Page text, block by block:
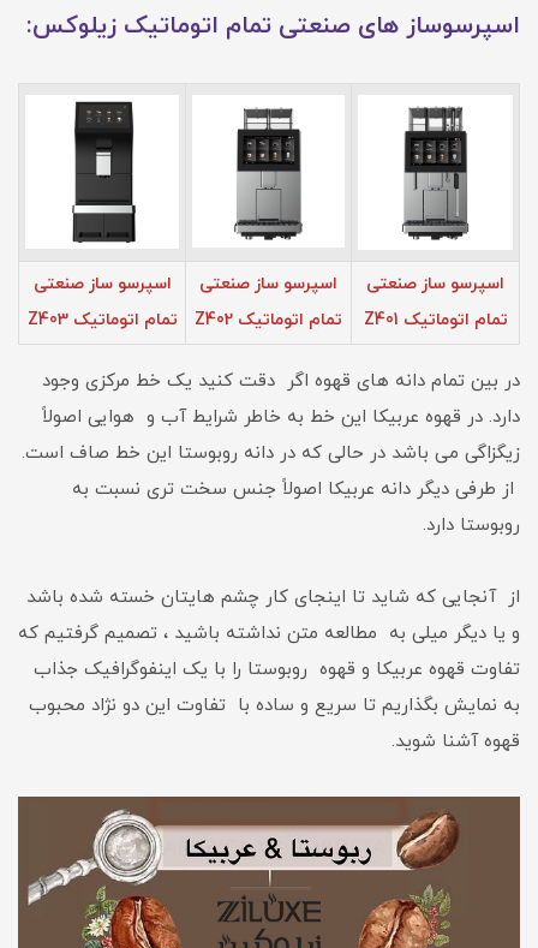
اسپرسوساز های صنعتی تمام اتوماتیک زیلوکس:
اسپرسو ساز صنعتی
تمام اتوماتیک Z401
اسپرسو ساز صنعتی
تمام اتوماتیک Z402
اسپرسو ساز صنعتی
تمام اتوماتیک Z403
در بین تمام دانه های قهوه اگر دقت کنید یک خط مرکزی وجود
دارد. در قهوه عربیکا این خط به خاطر شرایط آب و هوایی اصولاً
زیگزاگی می باشد در حالی که در دانه روبوستا این خط صاف است.
از طرفی دیگر دانه عربیکا اصولاً جنس سخت تری نسبت به
روبوستا دارد.
از آنجایی که شاید تا اینجای کار چشم هایتان خسته شده باشد
و یا دیگر میلی به مطالعه متن نداشته باشید ، تصمیم گرفتیم که
تفاوت قهوه عربیکا و قهوه روبوستا را با یک اینفوگرافیک جذاب
به نمایش بگذاریم تا سریع و ساده با تفاوت این دو نژاد محبوب
قهوه آشنا شوید.